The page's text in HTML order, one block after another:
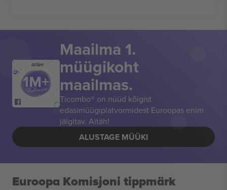
AITÄH!
Maailma 1.
müügikoht
maailmas.
Ticombo® on nüüd kõigist
edasimüügiplatvormidest Euroopas enim
jälgitav. Aitäh!
ALUSTAGE MÜÜKI
Euroopa Komisjoni tippmärk